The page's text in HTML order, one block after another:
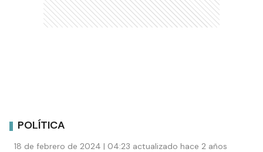
POLÍTICA
18 de febrero de 2024 | 04:23 actualizado hace 2 años